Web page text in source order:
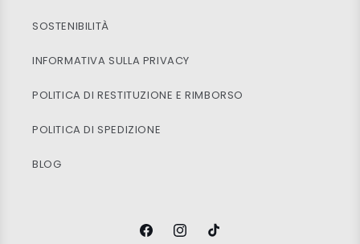
SOSTENIBILITÀ
INFORMATIVA SULLA PRIVACY
POLITICA DI RESTITUZIONE E RIMBORSO
POLITICA DI SPEDIZIONE
BLOG
FacebookInstagramTikTok